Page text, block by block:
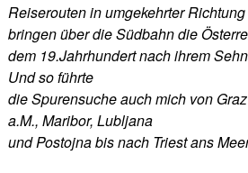
Reiserouten in umgekehrter
bringen über die Südbahn die
dem 19.Jahrhundert nach ihrem
Und so führte
die Spurensuche auch mich von
a.M., Maribor, Lubljana
und Postojna bis nach Triest ans